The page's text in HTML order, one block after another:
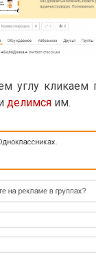
углу кликаем
делимся им.